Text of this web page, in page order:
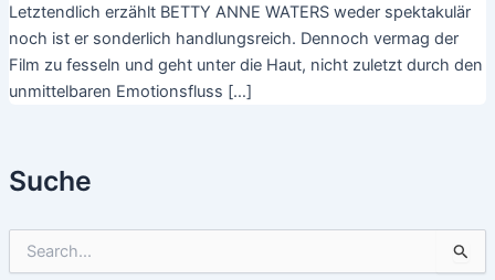
Suche
Letztendlich erzählt BETTY ANNE WATERS weder spektakulär
noch ist er sonderlich handlungsreich. Dennoch vermag der
Film zu fesseln und geht unter die Haut, nicht zuletzt durch den
unmittelbaren Emotionsfluss […]